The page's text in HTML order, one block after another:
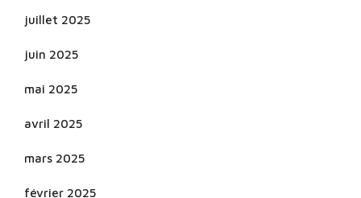
juillet 2025
juin 2025
mai 2025
avril 2025
mars 2025
février 2025